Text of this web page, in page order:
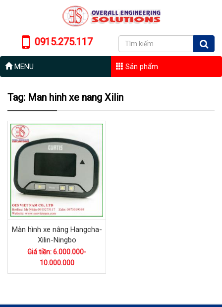
0915.275.117
MENU Sản phẩm
Tag: Man hinh xe nang Xilin
Màn hình xe nâng Hangcha-
Xilin-Ningbo
Giá tiền: 6.000.000-
10.000.000